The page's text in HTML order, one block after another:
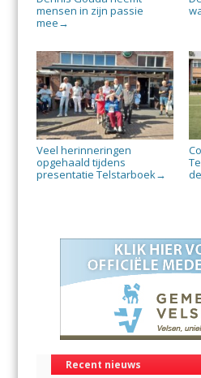
mensen in zijn passie
mee →
Veel herinneringen
opgehaald tijdens
presentatie Telstarboek→
Recent nieuws